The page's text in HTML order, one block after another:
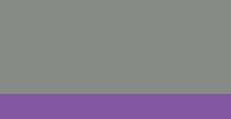
奇譚，其深厚的文學底蘊，
支柱，志在打破「僵硬而無